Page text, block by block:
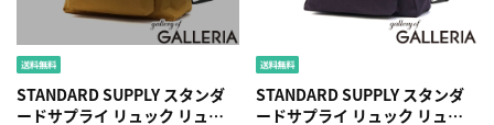
STANDARD SUPPLY スタンダ
ードサプライ リュック リュッ
STANDARD SUPPLY スタンダ
ードサプライ リュック リュッ